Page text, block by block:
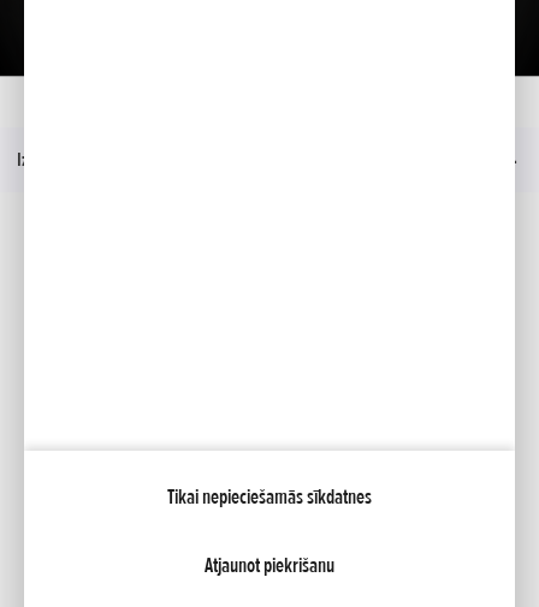
Tikai nepieciešamās sīkdatnes
Atjaunot piekrišanu
Izvēlne
Mana Honda